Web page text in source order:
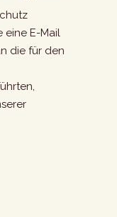
eine E-Mail
die für den